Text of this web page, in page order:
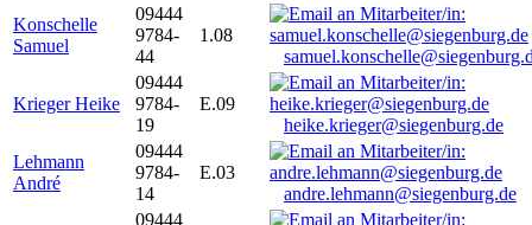
Konschelle
Samuel
09444
9784-
44
1.08
Krieger Heike
09444
9784-
19
E.09
heike.krieger@siegenburg.de
Lehmann
André
09444
9784-
14
E.03
andre.lehmann@siegenburg.de
09444